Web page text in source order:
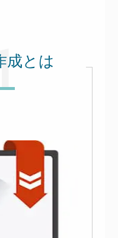
成とは